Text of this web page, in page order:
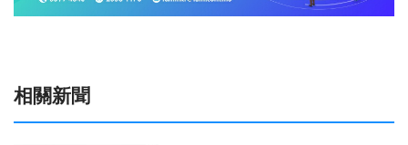
相關新聞